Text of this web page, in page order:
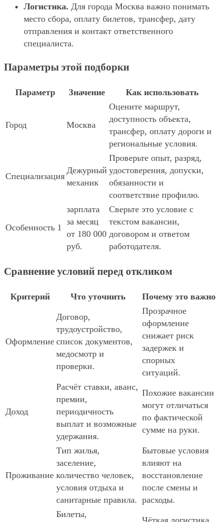
Логистика. Для города Москва важно понимать
место сбора, оплату билетов, трансфер, дату
отправления и контакт ответственного
специалиста.
Параметры этой подборки
Параметр Значение Как использовать
Город Москва
Оцените маршрут,
доступность объекта,
трансфер, оплату дороги и
региональные условия.
Специализация
Дежурный
механик
Проверьте опыт, разряд,
удостоверения, допуски,
обязанности и
соответствие профилю.
Особенность 1
зарплата
за месяц
от 180 000
руб.
Сверьте это условие с
текстом вакансии,
договором и ответом
работодателя.
Сравнение условий перед откликом
Критерий Что уточнить Почему это важно
Оформление
Договор,
трудоустройство,
список документов,
медосмотр и
проверки.
Прозрачное
оформление
снижает риск
задержек и
спорных
ситуаций.
Доход
Расчёт ставки, аванс,
премии,
периодичность
выплат и возможные
удержания.
Похожие вакансии
могут отличаться
по фактической
сумме на руки.
Проживание
Тип жилья,
заселение,
количество человек,
условия отдыха и
санитарные правила.
Бытовые условия
влияют на
восстановление
после смены и
расходы.
Билеты,